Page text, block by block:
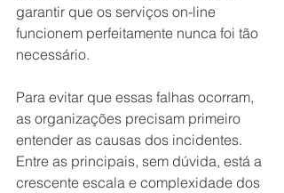
garantir que os serviços on-line
funcionem perfeitamente nunca foi tão
necessário.
Para evitar que essas falhas ocorram,
as organizações precisam primeiro
entender as causas dos incidentes.
Entre as principais, sem dúvida, está a
crescente escala e complexidade dos